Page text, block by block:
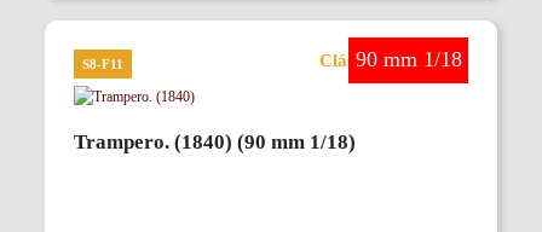
S8-F11 Clásicos en 90 mm
90 mm 1/18
Trampero. (1840) (90 mm 1/18)